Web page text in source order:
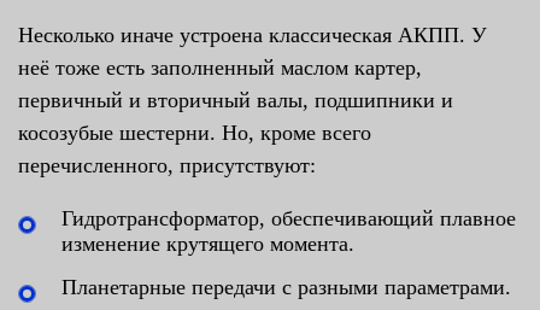
Несколько иначе устроена классическая АКПП. У
неё тоже есть заполненный маслом картер,
первичный и вторичный валы, подшипники и
косозубые шестерни. Но, кроме всего
перечисленного, присутствуют:
Гидротрансформатор, обеспечивающий плавное
изменение крутящего момента.
Планетарные передачи с разными параметрами.